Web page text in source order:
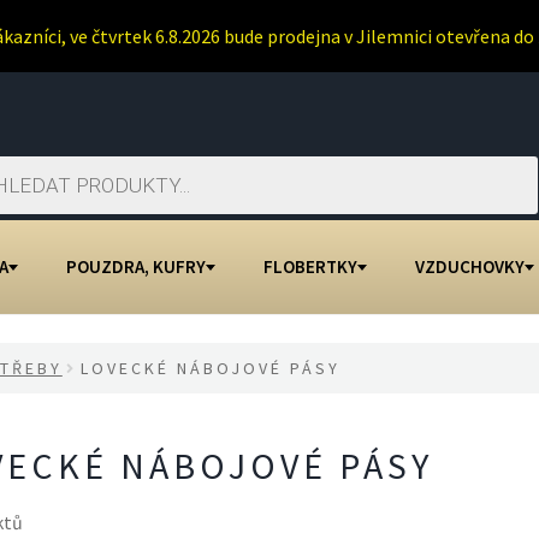
ve čtvrtek 6.8.2026 bude prodejna v Jilemnici otevřena do
POUZDRA, KUFRY FLOBERTKY VZDUCHOVKY
LOVECKÉ NÁBOJOVÉ PÁSY
NÁBOJOVÉ PÁSY